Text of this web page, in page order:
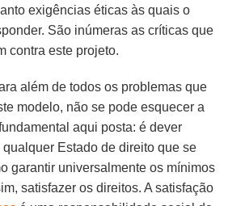
exigências éticas às quais o
São inúmeras as críticas que
contra este projeto.
além de todos os problemas que
modelo, não se pode esquecer a
aqui posta: é dever
Estado de direito que se
garantir universalmente os mínimos
satisfazer os direitos. A satisfação